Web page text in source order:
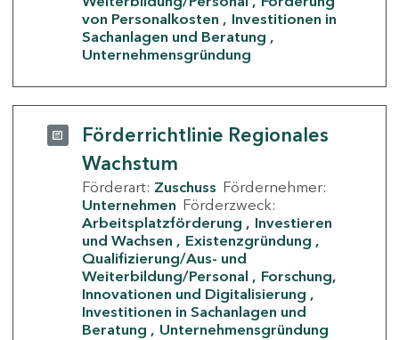
von Personalkosten
Investitionen in
Sachanlagen und Beratung
Unternehmensgründung
Förderrichtlinie Regionales
Wachstum
Förderart: Zuschuss Fördernehmer:
Unternehmen Förderzweck:
Arbeitsplatzförderung
Investieren
und Wachsen
Existenzgründung
Qualifizierung/Aus- und
Weiterbildung/Personal
Forschung,
Innovationen und Digitalisierung
Investitionen in Sachanlagen und
Beratung
Unternehmensgründung